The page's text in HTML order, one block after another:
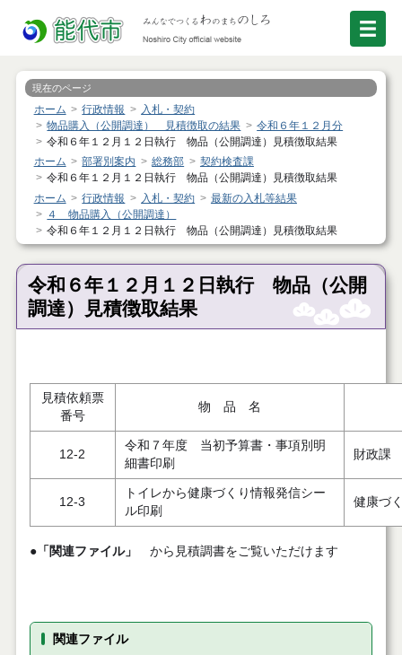
現在のページ
ホーム 行政情報
入札・契約
物品購入（公開調達） 見積徴取の結果
令和６年１２月分
令和６年１２月１２日執行 物品（公開調達）見積徴取結果
ホーム
部署別案内 総務部
契約検査課
令和６年１２月１２日執行 物品（公開調達）見積徴取結果
ホーム
行政情報 入札・契約
最新の入札等結果
４ 物品購入（公開調達）
令和６年１２月１２日執行 物品（公開調達）見積徴取結果
令和６年１２月１２日執行 物品（公開
調達）見積徴取結果
見積依頼票
番号
物 品 名
12-2
令和７年度 当初予算書・事項別明
細書印刷
財政課
12-3
トイレから健康づくり情報発信シー
ル印刷
健康づ
●「関連ファイル」 から見積調書をご覧いただけます
関連ファイル